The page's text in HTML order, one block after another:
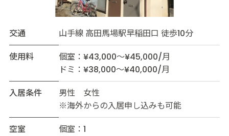
交通
山手線 高田馬場駅早稲田口 徒歩10分
使用料
個室：¥43,000～¥45,000/月
ドミ：¥38,000～¥40,000/月
入居条件
男性 女性
※海外からの入居申し込みも可能
空室
個室：1